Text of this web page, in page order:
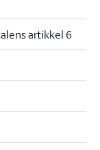
artikkel 6